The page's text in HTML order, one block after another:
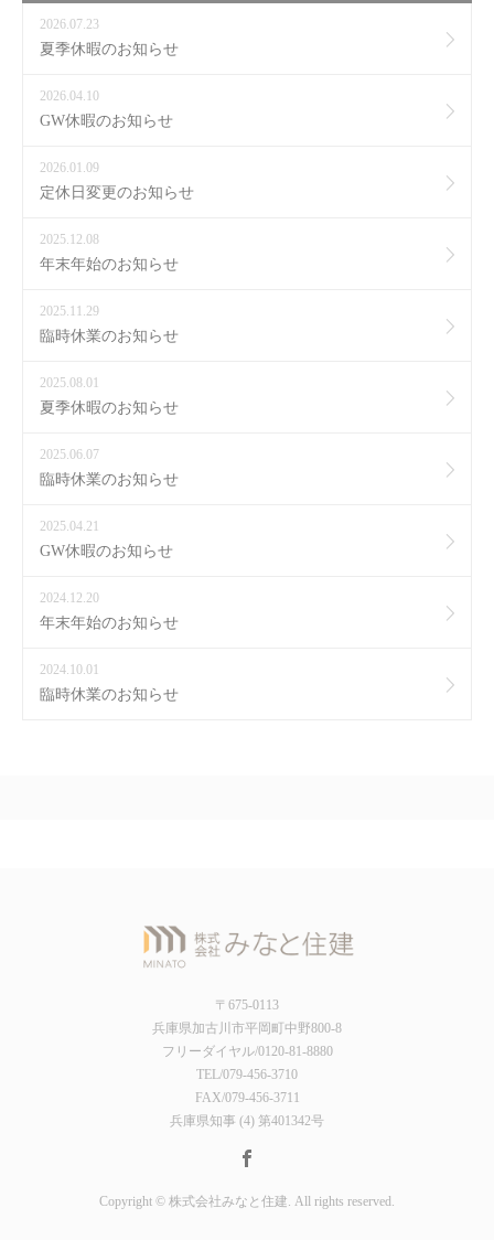
2026.07.23
夏季休暇のお知らせ
2026.04.10
GW休暇のお知らせ
2026.01.09
定休日変更のお知らせ
2025.12.08
年末年始のお知らせ
2025.11.29
臨時休業のお知らせ
2025.08.01
夏季休暇のお知らせ
2025.06.07
臨時休業のお知らせ
2025.04.21
GW休暇のお知らせ
2024.12.20
年末年始のお知らせ
2024.10.01
臨時休業のお知らせ
〒675-0113
兵庫県加古川市平岡町中野800-8
フリーダイヤル/0120-81-8880
TEL/079-456-3710
FAX/079-456-3711
兵庫県知事 (4) 第401342号
Copyright © 株式会社みなと住建. All rights reserved.